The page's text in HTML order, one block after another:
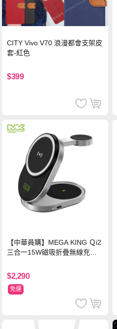
CITY Vivo V70 浪漫都會支架皮
套-紅色
$399
【中華員購】MEGA KING Ｑi2
三合一15W磁吸折疊無線充電
$2,290
免運